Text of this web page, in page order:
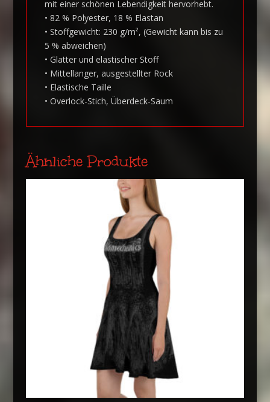
mit einer schönen Lebendigkeit hervorhebt.
• 82 % Polyester, 18 % Elastan
• Stoffgewicht: 230 g/m², (Gewicht kann bis zu
5 % abweichen)
• Glatter und elastischer Stoff
• Mittellanger, ausgestellter Rock
• Elastische Taille
• Overlock-Stich, Überdeck-Saum
Ähnliche Produkte